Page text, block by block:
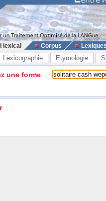
lexical Corpus
Lexicographie Etymologie
une forme